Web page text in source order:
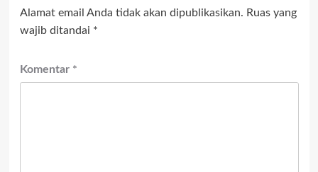
Alamat email Anda tidak akan dipublikasikan. Ruas yang
wajib ditandai *
Komentar *